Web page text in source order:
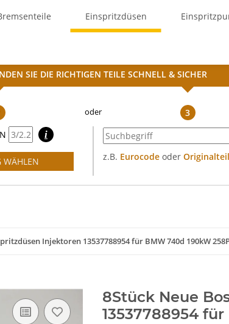
Einspritzdüsen
SIE DIE RICHTIGEN TEILE SCHNELL & SICHER
i
WÄHLEN
3
z.B. Eurocode oder
Injektoren 13537788954 für BMW 740d 190kW
8Stück Neue
13537788954